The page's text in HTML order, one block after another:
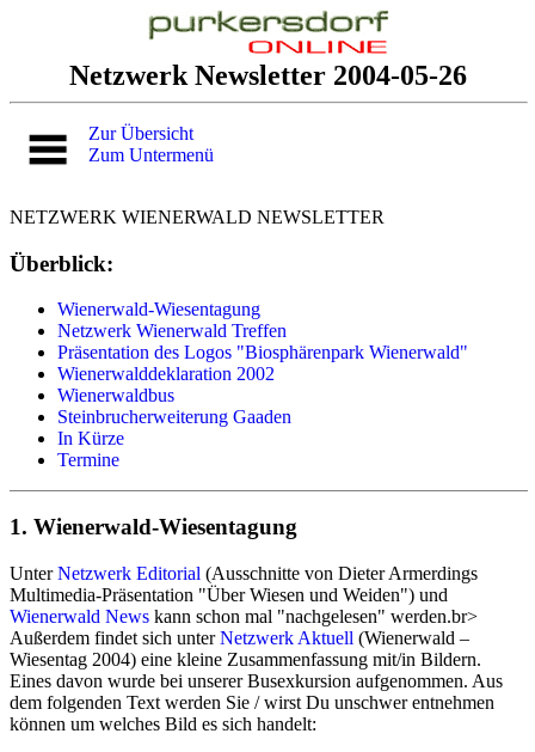
Netzwerk Newsletter 2004-05-26
Zur Übersicht
Zum Untermenü
NETZWERK WIENERWALD NEWSLETTER
Überblick:
Wienerwald-Wiesentagung
Netzwerk Wienerwald Treffen
Präsentation des Logos "Biosphärenpark Wienerwald"
Wienerwalddeklaration 2002
Wienerwaldbus
Steinbrucherweiterung Gaaden
In Kürze
Termine
1. Wienerwald-Wiesentagung
UnterNetzwerk Editorial (Ausschnitte von Dieter Armerdings
Multimedia-Präsentation "Über Wiesen und Weiden") und
Wienerwald News kann schon mal "nachgelesen" werden.br>
Außerdem findet sich unterNetzwerk Aktuell (Wienerwald –
Wiesentag 2004) eine kleine Zusammenfassung mit/in Bildern.
Eines davon wurde bei unserer Busexkursion aufgenommen. Aus
dem folgenden Text werden Sie / wirst Du unschwer entnehmen
können um welches Bild es sich handelt: